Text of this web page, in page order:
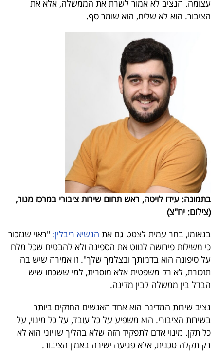
פרסמו
באייס
עצומה. הנציב לא אמור לשרת את הממשלה, אלא את
הציבור. הוא לא שליח, הוא שומר סף.
בתמונה: עידו לויטה, ראש תחום שירות ציבורי במרכז מנור,
(צילום: יח"צ)
בנאומו, בחר עמית לצטט גם את הנשיא ריבלין: "ראוי שנזכור
כי משילות פירושה לנווט את הספינה ולא להבטיח שכל מלח
על סיפונה הוא בדמותך ובצלמך שלך". זו אמירה שיש בה
תזכורת, לא רק משפטית אלא מוסרית, למי ששכחו שיש
הבדל בין ממשלה לבין מדינה.
נציב שירות המדינה הוא אחד האנשים החזקים ביותר
בשירות הציבורי. הוא משפיע על כל עובד, על כל מינוי, על
כל תקן. מינוי אדם לתפקיד הזה שלא בהליך שוויוני הוא לא
רק תקלה טכנית, אלא פגיעה ישירה באמון הציבור.